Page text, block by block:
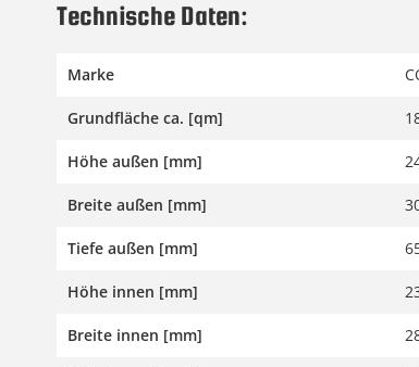
Technische Daten:
Marke
Grundfläche ca. [qm]
Höhe außen [mm]
Breite außen [mm]
Tiefe außen [mm]
Höhe innen [mm]
Breite innen [mm]